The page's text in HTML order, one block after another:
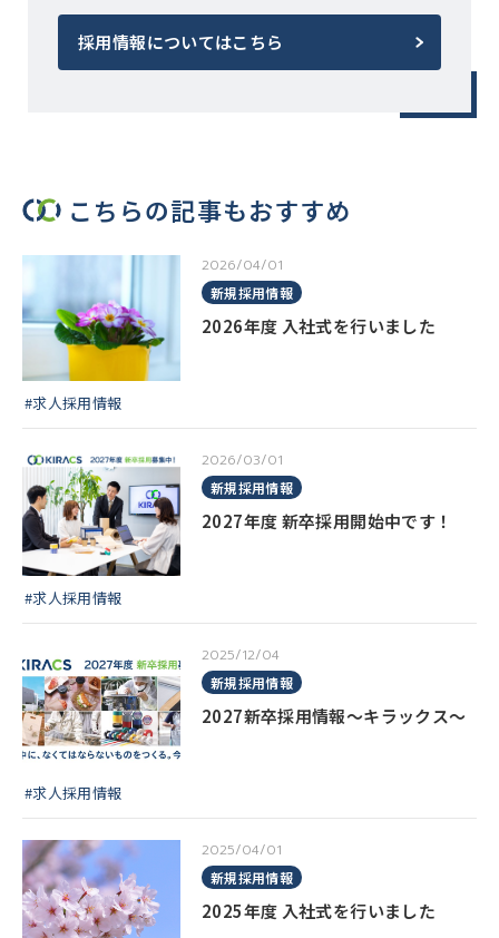
採用情報についてはこちら
こちらの記事もおすすめ
2026/04/01
新規採用情報
2026年度 入社式を行いました
#求人採用情報
2026/03/01
新規採用情報
2027年度 新卒採用開始中です！
#求人採用情報
2025/12/04
新規採用情報
2027新卒採用情報～キラックス～
#求人採用情報
2025/04/01
新規採用情報
2025年度 入社式を行いました